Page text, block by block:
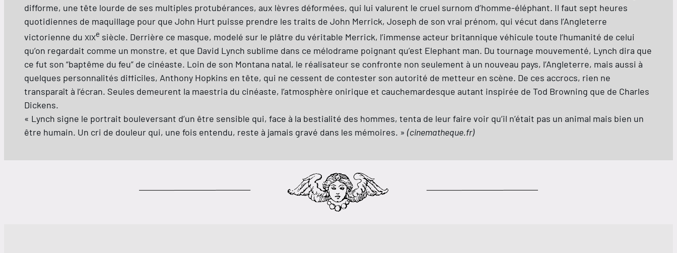
difforme, une tête lourde de ses multiples protubérances, aux lèvres déformées, qui lui valurent le cruel surnom d’homme-éléphant. Il faut sept heures
quotidiennes de maquillage pour que John Hurt puisse prendre les traits de John Merrick, Joseph de son vrai prénom, qui vécut dans l’Angleterre
victorienne du xixe siècle. Derrière ce masque, modelé sur le plâtre du véritable Merrick, l’immense acteur britannique véhicule toute l’humanité de celui
qu’on regardait comme un monstre, et que David Lynch sublime dans ce mélodrame poignant qu’est Elephant man. Du tournage mouvementé, Lynch dira que
ce fut son “baptême du feu” de cinéaste. Loin de son Montana natal, le réalisateur se confronte non seulement à un nouveau pays, l’Angleterre, mais aussi à
quelques personnalités difficiles, Anthony Hopkins en tête, qui ne cessent de contester son autorité de metteur en scène. De ces accrocs, rien ne
transparaît à l’écran. Seules demeurent la maestria du cinéaste, l’atmosphère onirique et cauchemardesque autant inspirée de Tod Browning que de Charles
Dickens.
« Lynch signe le portrait bouleversant d’un être sensible qui, face à la bestialité des hommes, tenta de leur faire voir qu’il n’était pas un animal mais bien un
être humain. Un cri de douleur qui, une fois entendu, reste à jamais gravé dans les mémoires. » (cinematheque.fr)